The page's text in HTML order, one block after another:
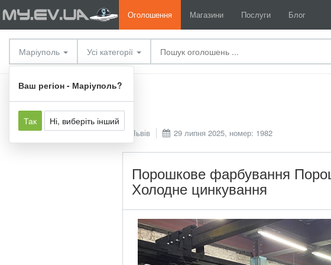
Оголошення Магазини Послуги Блог
Маріуполь
Ваш регіон - Маріуполь?
Так Ні, виберіть інший
Усі категорії
Послуги Інші послуги
Львів 29 липня 2025, номер: 1982
Порошкове фарбування
Холодне цинкування